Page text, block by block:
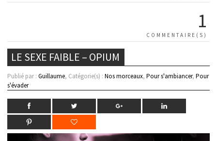
1
COMMENTAIRE(S)
LE SEXE FAIBLE – OPIUM
Publié par : Guillaume, Catégorie(s) : Nos morceaux, Pour s'ambiancer, Pour
s'évader